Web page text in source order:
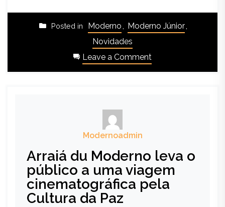
Posted in Moderno, Moderno Júnior,
Novidades
Leave a Comment
Modernoadmin
Arraiá du Moderno leva o
público a uma viagem
cinematográfica pela
Cultura da Paz